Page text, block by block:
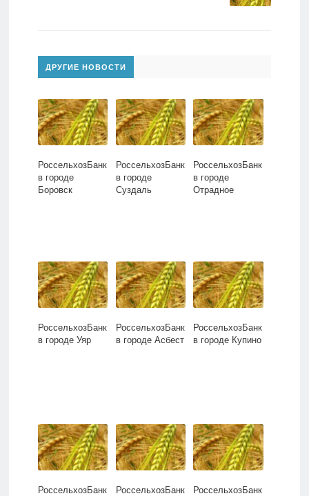
ДРУГИЕ НОВОСТИ
РоссельхозБанк
в городе
Боровск
РоссельхозБанк
в городе
Суздаль
РоссельхозБанк
в городе
Отрадное
РоссельхозБанк
в городе Уяр
РоссельхозБанк
в городе Асбест
РоссельхозБанк
в городе Купино
РоссельхозБанк
РоссельхозБанк
РоссельхозБанк